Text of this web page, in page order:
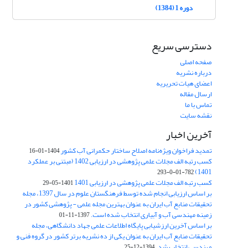
دوره 1 (1384)
دسترسی سریع
صفحه اصلی
درباره نشریه
اعضای هیات تحریریه
ارسال مقاله
تماس با ما
نقشه سایت
آخرین اخبار
تمدید فراخوان ویژه‌نامه اصلاح ساختار حکمرانی آب کشور1404-01-16
کسب رتبه الف مجلات علمی پژوهشی در ارزیابی 1402 (مبتنی بر عملکرد
1401)
782-01-0-293
کسب رتبه الف مجلات علمی پژوهشی در ارزیابی 1401 1401-05-29
بر اساس ارزیابی انجام شده توسط فرهنگستان علوم در سال 1397، مجله
تحقیقات منابع آب ایران به عنوان بهترین مجله علمی - پژوهشی کشور در
زمینه مهندسی آب و آبیاری انتخاب شده است.1397-11-01
بر اساس آخرین ارزشیابی پایگاه اطلاعات علمی جهاد دانشگاهی، مجله
تحقیقات منابع آب ایران به عنوان یکی از ده نشریه برتر کشور در گروه فنی و